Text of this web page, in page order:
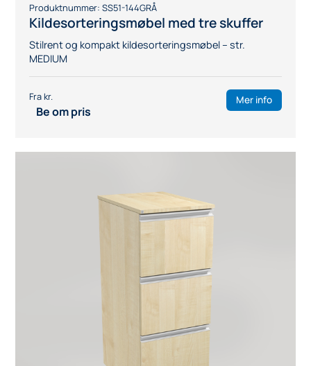
Produktnummer:SS51-144GRÅ
Kildesorteringsmøbel med tre skuffer
Stilrent og kompakt kildesorteringsmøbel – str.
MEDIUM
Be om pris
Mer info